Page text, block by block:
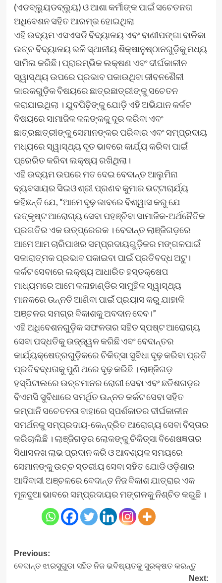
(ଏଡବ୍ଲ୍ୟୁଡବ୍ଲ୍ୟୁ) ଓ ଆଶା କର୍ମୀଙ୍କ ପାଇଁ ସଚେତନତା
ଅଧିବେଶନ ସହିତ ଆରମ୍ଭ ହୋଇଥିଲା
ଏହି ଉଦ୍ୟମ ଏସଏସଡି ବିଦ୍ୟାଳୟ ଏବଂ ବାଣୀପଙ୍ଗା ବାଳିକା
ଉଚ୍ଚ ବିଦ୍ୟାଳୟ ଭଳି ସ୍ଥାନୀୟ ଶିକ୍ଷାନୁଷ୍ଠାନଗୁଡ଼ିକୁ ମଧ୍ୟ
ସାମିଲ କରିଛି। ପ୍ରାରମ୍ଭିକ ଲକ୍ଷଣ ଏବଂ ଦୀର୍ଘକାଳୀନ
ସ୍ୱାସ୍ଥ୍ୟ ଉପରେ ପ୍ରଭାବ ପକାଉଥିବା ଜୀବନଶୈଳୀ
କାରକଗୁଡ଼ିକ ବିଷୟରେ ଛାତ୍ରଛାତ୍ରୀଙ୍କୁ ସଚେତନ
କରାଯାଇଥିଲା । ଯୁବପିଢ଼ିଙ୍କୁ ଯୋଡ଼ି ଏହି ଅଭିଯାନ କର୍କଟ
ବିଷୟରେ ସାମାଜିକ କଳଙ୍କକୁ ଦୂର କରିବା ଏବଂ
ଛାତ୍ରଛାତ୍ରୀଙ୍କୁ ସେମାନଙ୍କର ପରିବାର ଏବଂ ସମ୍ପ୍ରଦାୟ
ମଧ୍ୟରେ ସ୍ୱାସ୍ଥ୍ୟ ଦୂତ ଭାବରେ କାର୍ଯ୍ୟ କରିବା ପାଇଁ
ପ୍ରେରିତ କରିବା ଲକ୍ଷ୍ୟ ରଖିଥିଲା।
ଏହି ଉଦ୍ୟମ ଉପରେ ମତ ଦେଇ ବେଦାନ୍ତ ଆଲୁମିନା
ବ୍ୟବସାୟର ସିଇଓ ଶ୍ରୀ ପ୍ରଣବ କୁମାର ଭଟ୍ଟାଚାର୍ଯ୍ୟ
କହିଛନ୍ତି ଯେ, “ଆମେ ଦୃଢ଼ ଭାବରେ ବିଶ୍ୱାସ କରୁ ଯେ
ଉତ୍କୃଷ୍ଟ ଆରୋଗ୍ୟ ସେବା ପହଞ୍ଚିବା ସାମାଜିକ-ଅର୍ଥନୈତିକ
ପ୍ରଗତିର ଏକ ଉତ୍ପ୍ରେରକ । ବେଦାନ୍ତ ଲାଞ୍ଜିଗଡ଼ରେ
ଆମେ ଆମ ଚାରିପାଖର ସମ୍ପ୍ରଦାୟଗୁଡ଼ିକର ମଙ୍ଗଳପାଇଁ
ସକାରାତ୍ମକ ପ୍ରଭାବ ପକାଇବା ପାଇଁ ପ୍ରତିବଦ୍ଧ ଅଟୁ।
କର୍କଟ ସେବାରେ ଲକ୍ଷ୍ୟ ଆଧାରିତ ହସ୍ତକ୍ଷେପ
ମାଧ୍ୟମରେ ଆମେ କଳାହାଣ୍ଡିର ସାମୁହିକ ସ୍ୱାସ୍ଥ୍ୟ
ମାନକରେ ଉନ୍ନତି ଆଣିବା ପାଇଁ ପ୍ରୟାସ କରୁ ଯାହାକି
ଅଞ୍ଚଳର ସମଗ୍ର ବିକାଶକୁ ଅବଦାନ ଦେବ।”
ଏହି ଅଧିବେଶନଗୁଡ଼ିକ ସଫଳତାର ସହିତ ସ୍ପଷ୍ଟ ଆରୋଗ୍ୟ
ସେବା ପଦ୍ଧତିକୁ ଉଜ୍ଜ୍ୱଳ କରିଛି ଏବଂ ବେଦାନ୍ତର
କାର୍ଯ୍ୟକ୍ଷେତ୍ରଗୁଡ଼ିକରେ ଚିକିତ୍ସା ସୁବିଧା ଦୃଢ଼ କରିବା ପ୍ରତି
ପ୍ରତିବଦ୍ଧତାକୁ ପୁଣି ଥରେ ଦୃଢ଼ କରିଛି । ଲାଞ୍ଜିଗଡ଼
ହସ୍ପିଟାଲରେ ଉଚ୍ଚମାନର ରୋଗୀ ସେବା ଏବଂ ଛତିଶଗଡ଼ର
ବିଏମସି ସୁବିଧାରେ ସମର୍ଥିତ ଉନ୍ନତ କର୍କଟ ସେବା ସହିତ
କମ୍ପାନି ସଚେତନତା ବାହାରେ ସ୍ପର୍ଶକାତର ଦୀର୍ଘକାଳୀନ
ସମର୍ଥନକୁ ସମ୍ପ୍ରଦାୟ-କେନ୍ଦ୍ରିତ ଆରୋଗ୍ୟ ସେବା ବିସ୍ତାର
କରିଚାଲିଛି । ଲାଞ୍ଜିଗଡ଼ର ଲୋକଙ୍କୁ ଚିକିତ୍ସା ବିଶେଷଜ୍ଞତାର
ସିଧାସଳଖ ଲାଭ ପ୍ରଦାନ କରି ଓ ଆବଶ୍ୟକ ସମୟରେ
ସେମାନଙ୍କୁ ଉଚ୍ଚ ସ୍ତରୀୟ ସେବା ସହିତ ଯୋଡି ଓଡ଼ିଶାର
ଆଦିବାସୀ ଅଞ୍ଚଳରେ ବେଦାନ୍ତ ନିଜ ବିକାଶ ଯାତ୍ରାର ଏକ
ମୂଳଦୁଆ ଭାବରେ ସମ୍ପ୍ରଦାୟର ମଙ୍ଗଳକୁ ନିଶ୍ଚିତ କରୁଛି ।
Post
navigation
Previous:
ବେଦାନ୍ତ ଝାରସୁଗୁଡା ସହିତ ନିଜ ଭବିଷ୍ୟତକୁ ସୁରକ୍ଷତ କରନ୍ତୁ
Next: